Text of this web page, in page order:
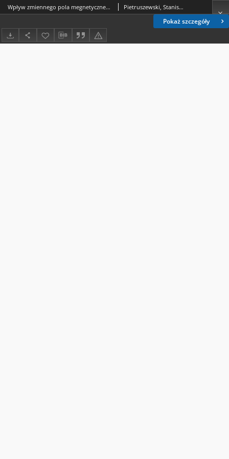
Pokaż szczegóły
Wpływ zmiennego pola megnetycznego na własności biologiczne nasion gryki : doniesienie wstępne Pietruszewski, Stanisław (1945- ).; Lizut-Skwarek, Maria.